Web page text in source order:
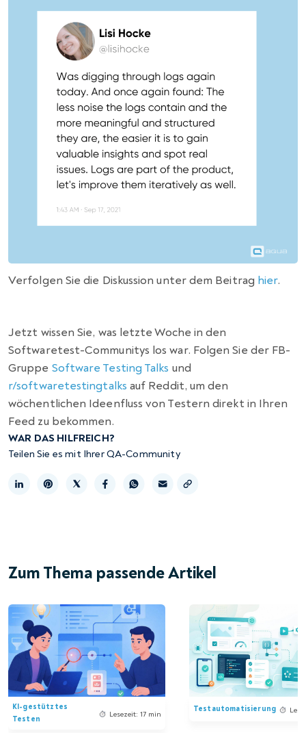
Verfolgen Sie die Diskussion unter dem Beitrag hier.
Jetzt wissen Sie, was letzte Woche in den
Softwaretest-Communitys los war. Folgen Sie der FB-
Gruppe Software Testing Talks und
r/softwaretestingtalks auf Reddit, um den
wöchentlichen Ideenfluss von Testern direkt in Ihren
Feed zu bekommen.
WAR DAS HILFREICH?
Teilen Sie es mit Ihrer QA-Community
Zum Thema passende Artikel
KI-gestütztes
Testen
Lesezeit: 17 min
Testautomatisierung